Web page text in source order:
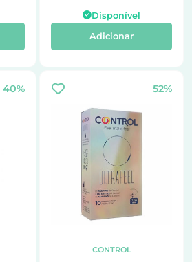
Disponível
Adicionar
40% 52%
CONTROL